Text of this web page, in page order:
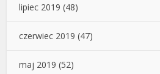
lipiec 2019 (48)
czerwiec 2019 (47)
maj 2019 (52)